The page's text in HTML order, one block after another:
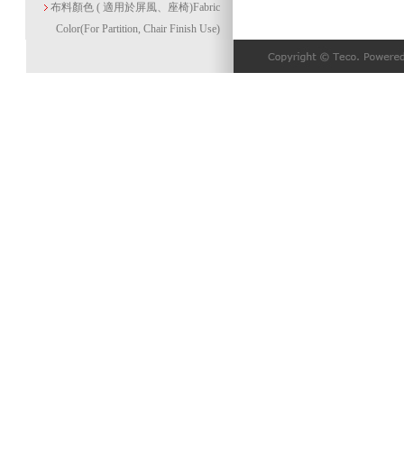
布料顏色 ( 適用於屏風、座椅)Fabric
Color(For Partition, Chair Finish Use)